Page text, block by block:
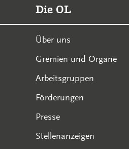
Die OL
Über uns
Gremien und Organe
Arbeitsgruppen
Förderungen
Presse
Stellenanzeigen